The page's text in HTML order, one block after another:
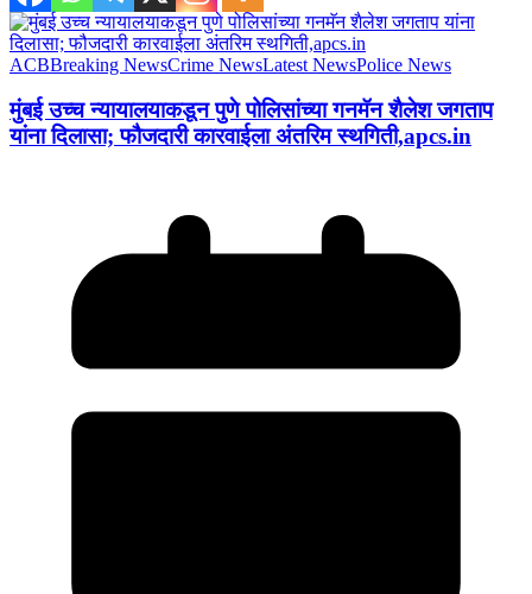
ACBBreaking NewsCrime NewsLatest NewsPolice News
मुंबई उच्च न्यायालयाकडून पुणे पोलिसांच्या गनमॅन शैलेश जगताप
यांना दिलासा; फौजदारी कारवाईला अंतरिम स्थगिती,apcs.in